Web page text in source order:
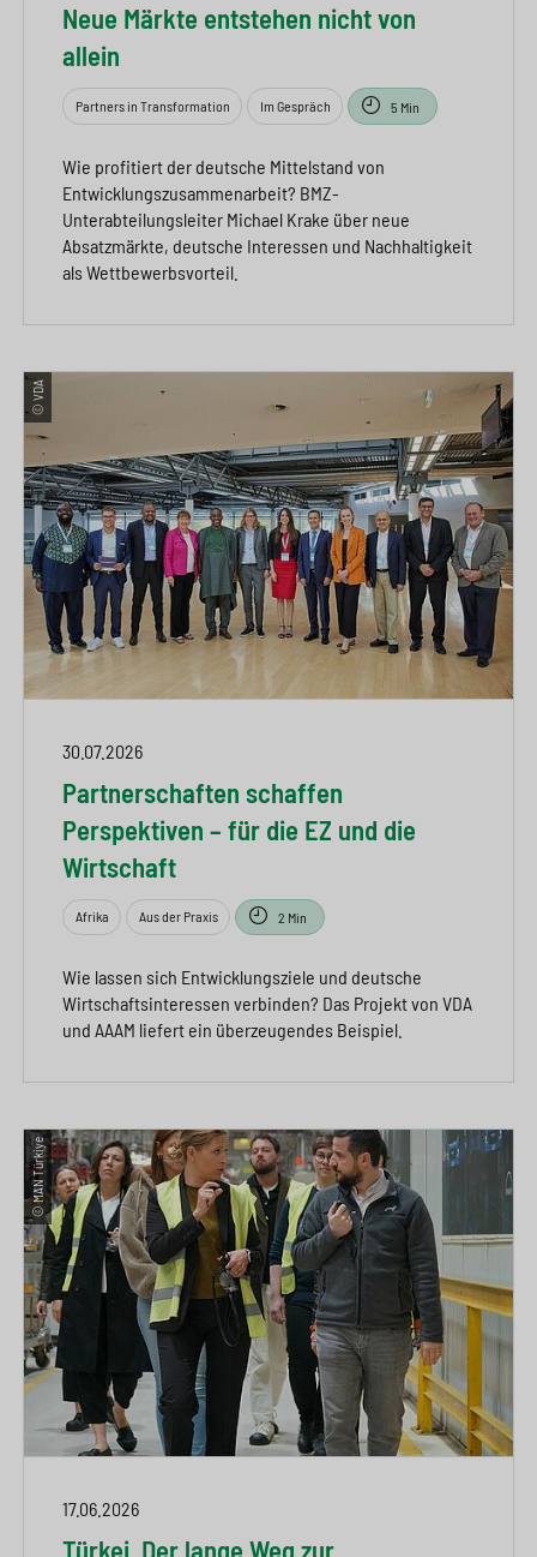
Neue Märkte entstehen nicht von
allein
Partners in Transformation Im Gespräch 5 Min
Wie profitiert der deutsche Mittelstand von
Entwicklungszusammenarbeit? BMZ-
Unterabteilungsleiter Michael Krake über neue
Absatzmärkte, deutsche Interessen und Nachhaltigkeit
als Wettbewerbsvorteil.
© VDA
30.07.2026
Partnerschaften schaffen
Perspektiven – für die EZ und die
Wirtschaft
Afrika Aus der Praxis 2 Min
Wie lassen sich Entwicklungsziele und deutsche
Wirtschaftsinteressen verbinden? Das Projekt von VDA
und AAAM liefert ein überzeugendes Beispiel.
© MAN Türkiye
17.06.2026
Türkei. Der lange Weg zur